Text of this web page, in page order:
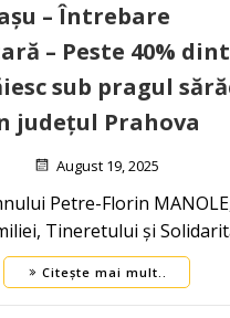
– Întrebare
– Peste 40%
sub pragul
județul Prahova
August 19, 2025
Petre-Florin
Tineretului și
Citește mai mult..